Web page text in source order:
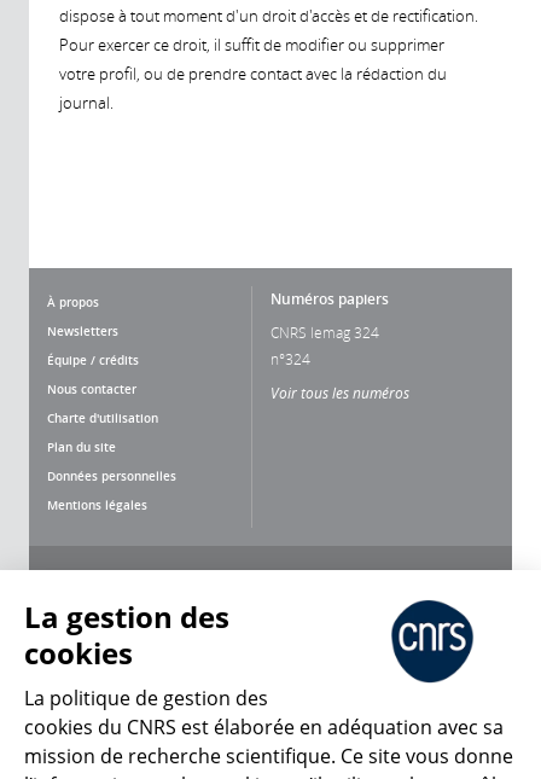
dispose à tout moment d'un droit d'accès et de rectification.
Pour exercer ce droit, il suffit de modifier ou supprimer
votre profil, ou de prendre contact avec la rédaction du
journal.
À propos
Newsletters
Équipe / crédits
Nous contacter
Charte d'utilisation
Plan du site
Données personnelles
Mentions légales
Numéros papiers
CNRS lemag 324
n°324
Voir tous les numéros
CNRS Le Mag
La gestion des
cookies
La politique de gestion des
cookies du CNRS est élaborée en adéquation avec sa
mission de recherche scientifique. Ce site vous donne